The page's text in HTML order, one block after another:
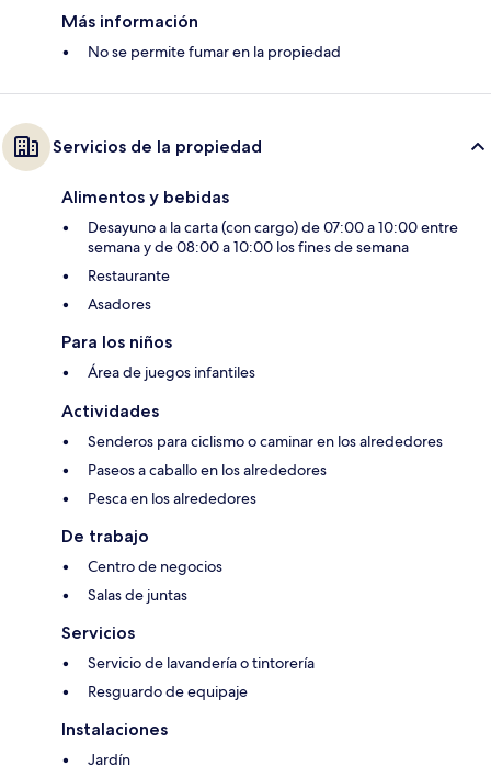
Más información
No se permite fumar en la propiedad
Servicios de la propiedad
Alimentos y bebidas
Desayuno a la carta (con cargo) de 07:00 a 10:00 entre
semana y de 08:00 a 10:00 los fines de semana
Restaurante
Asadores
Para los niños
Área de juegos infantiles
Actividades
Senderos para ciclismo o caminar en los alrededores
Paseos a caballo en los alrededores
Pesca en los alrededores
De trabajo
Centro de negocios
Salas de juntas
Servicios
Servicio de lavandería o tintorería
Resguardo de equipaje
Instalaciones
Jardín